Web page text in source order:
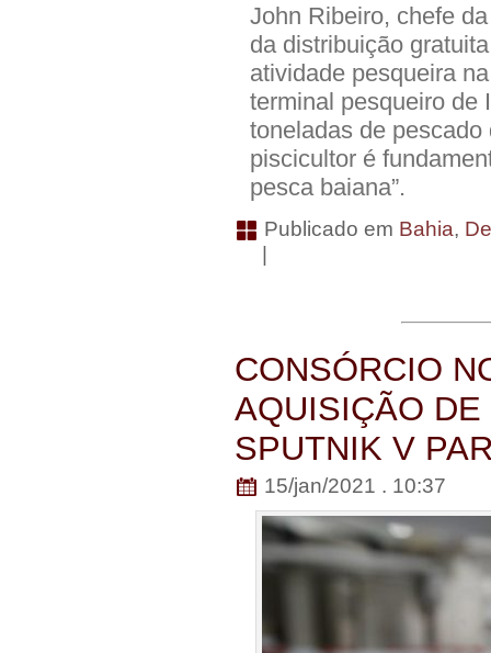
John Ribeiro, chefe
da distribuição
atividade pesqueira
terminal pesqueiro de
toneladas de
piscicultor é
pesca baiana”.
Publicado em Bahia,
|
CONSÓRCIO
AQUISIÇÃO
SPUTNIK V
15/jan/2021 . 10:37